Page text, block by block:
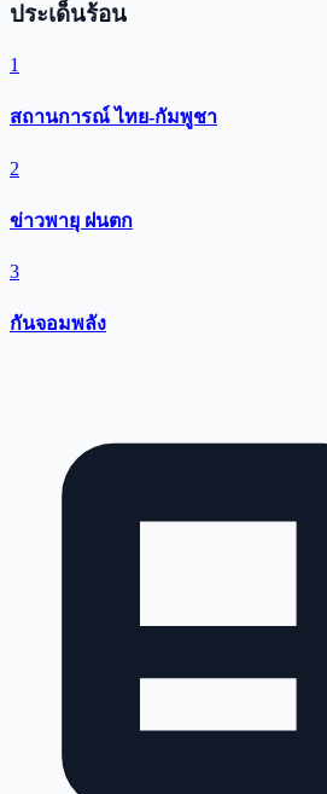
ประเด็นร้อน
1
สถานการณ์ ไทย-กัมพูชา
2
ข่าวพายุ ฝนตก
3
กันจอมพลัง